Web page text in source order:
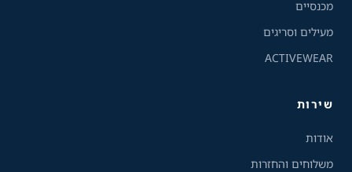
מכנסיים
מעילים וסריגים
ACTIVEWEAR
שירות
אודות
משלוחים והחזרות
מצבי תצוגה